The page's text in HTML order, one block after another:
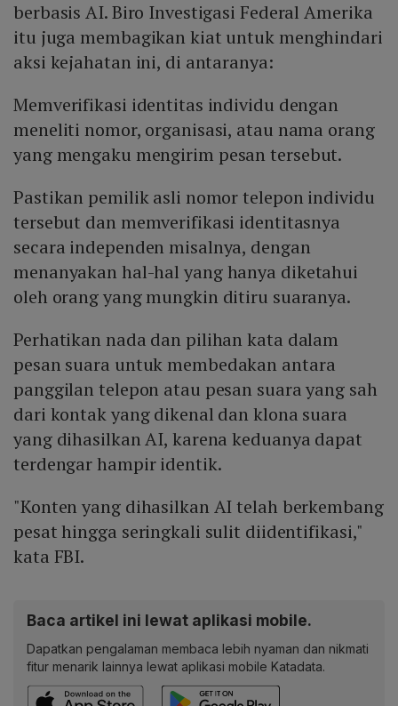
berbasis AI. Biro Investigasi Federal Amerika
itu juga membagikan kiat untuk menghindari
aksi kejahatan ini, di antaranya:
Memverifikasi identitas individu dengan
meneliti nomor, organisasi, atau nama orang
yang mengaku mengirim pesan tersebut.
Pastikan pemilik asli nomor telepon individu
tersebut dan memverifikasi identitasnya
secara independen misalnya, dengan
menanyakan hal-hal yang hanya diketahui
oleh orang yang mungkin ditiru suaranya.
Perhatikan nada dan pilihan kata dalam
pesan suara untuk membedakan antara
panggilan telepon atau pesan suara yang sah
dari kontak yang dikenal dan klona suara
yang dihasilkan AI, karena keduanya dapat
terdengar hampir identik.
"Konten yang dihasilkan AI telah berkembang
pesat hingga seringkali sulit diidentifikasi,"
kata FBI.
Baca artikel ini lewat aplikasi mobile.
Dapatkan pengalaman membaca lebih nyaman dan nikmati
fitur menarik lainnya lewat aplikasi mobile Katadata.